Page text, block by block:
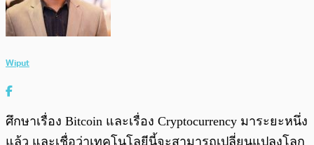
Wiput
ศึกษาเรื่อง Bitcoin และเรื่อง Cryptocurrency มาระยะหนึ่ง
แล้ว และเชื่อว่าเทคโนโลยีนี้จะสามารถเปลี่ยนแปลงโลก